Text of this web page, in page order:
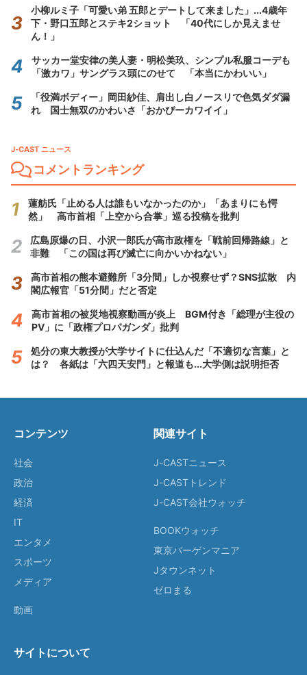
小柳ルミ子「可愛い弟 五郎とデートして来ました」...4歳年
下・野口五郎とステキ2ショット 「40代にしか見えませ
ん！」
サッカー堂安律の美人妻・明松美玖、シンプル私服コーデも
「激カワ」サングラス頭にのせて 「本当にかわいい」
「役満ボディー」岡田紗佳、肩出し白ノースリで色気ダダ漏
れ 国士無双のかわいさ「おかぴーカワイイ」
J-CAST ニュース
コメントランキング
蓮舫氏「止める人は誰もいなかったのか」「あまりにも愕
然」 高市首相「上空から合掌」巡る投稿を批判
広島原爆の日、小沢一郎氏が高市政権を「戦前回帰路線」と
非難 「この国は再び滅亡に向かいかねない」
高市首相の熊本避難所「3分間」しか視察せず？SNS拡散 内
閣広報官「51分間」だと否定
高市首相の被災地視察動画が炎上 BGM付き「総理が主役の
PV」に「政権プロパガンダ」批判
処分の東大教授が大学サイトに仕込んだ「不適切な言葉」と
は？ 各紙は「六四天安門」と報道も...大学側は説明拒否
コンテンツ
社会
政治
経済
IT
エンタメ
スポーツ
メディア
動画
関連サイト
J-CASTニュース
J-CASTトレンド
J-CAST会社ウォッチ
BOOKウォッチ
東京バーゲンマニア
Jタウンネット
ゼロまる
サイトについて